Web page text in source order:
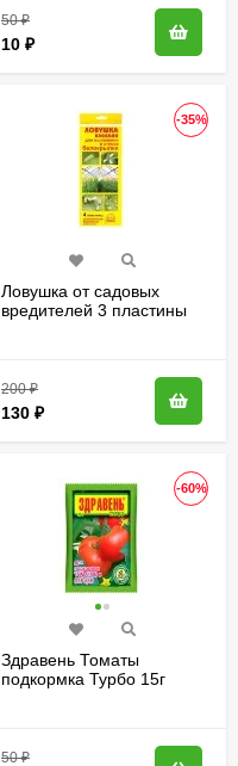
50₽
10 ₽
-35%
Ловушка от садовых
вредителей 3 пластины
200₽
130 ₽
-60%
Здравень Томаты
подкормка Турбо 15г
50₽